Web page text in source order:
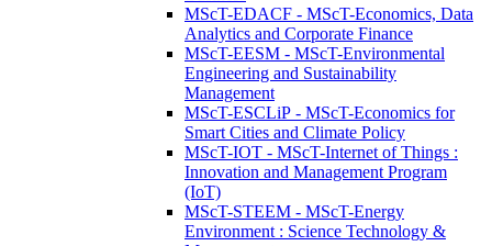
MScT-EDACF - MScT-Economics, Data
Analytics and Corporate Finance
MScT-EESM - MScT-Environmental
Engineering and Sustainability
Management
MScT-ESCLiP - MScT-Economics for
Smart Cities and Climate Policy
MScT-IOT - MScT-Internet of Things :
Innovation and Management Program
(IoT)
MScT-STEEM - MScT-Energy
Environment : Science Technology &